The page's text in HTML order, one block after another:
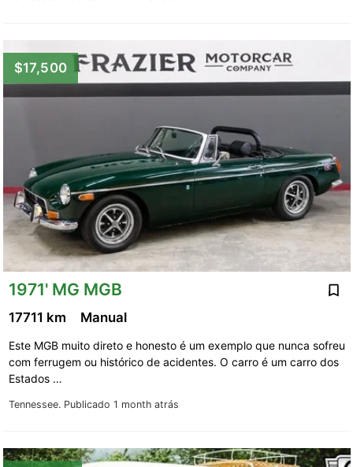
$17,500
1971' MG MGB
Tennessee. Publicado 1 month atrás
17711 km Manual
Este MGB muito direto e honesto é um exemplo que nunca sofreu
com ferrugem ou histórico de acidentes. O carro é um carro dos
Estados …